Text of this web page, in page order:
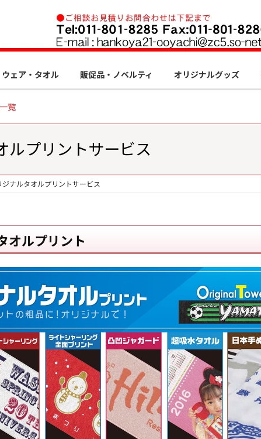
ウェア・タオル 販促品・ノベルティ オリジナルグッズ
覧
ルプリントサービス
ジナルタオルプリントサービス
オルプリント